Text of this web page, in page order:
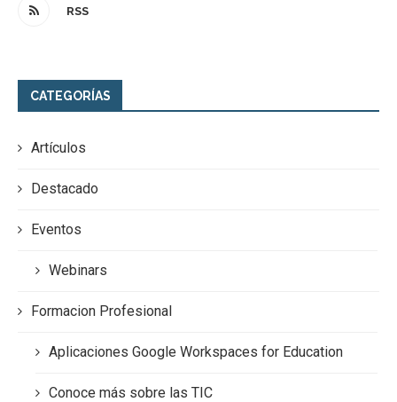
RSS
CATEGORÍAS
Artículos
Destacado
Eventos
Webinars
Formacion Profesional
Aplicaciones Google Workspaces for Education
Conoce más sobre las TIC